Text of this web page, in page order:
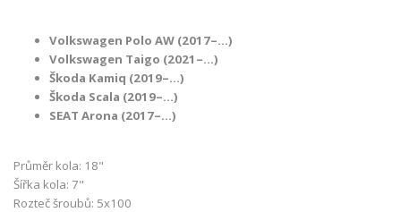
Volkswagen Polo AW (2017–…)
Volkswagen Taigo (2021–…)
Škoda Kamiq (2019–…)
Škoda Scala (2019–…)
SEAT Arona (2017–…)
Průměr kola: 18"
Šířka kola: 7"
Rozteč šroubů: 5x100